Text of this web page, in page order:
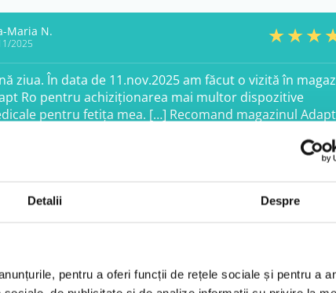
Detalii Despre
pentru a oferi funcții de rețele sociale și pentru a
Maria N.
2025
ziua. În data de 11.nov.2025 am făcut o vizită în
Ro pentru achiziționarea mai multor dispozitive
pentru fetița mea. […] Recomand magazinul
pediatrice